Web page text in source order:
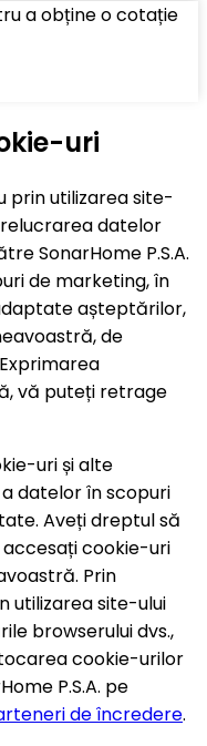
a obține o cotație
uri
prin utilizarea site-
datelor
SonarHome P.S.A.
de marketing, în
așteptărilor,
de
vă puteți retrage
uri și alte
datelor în scopuri
Aveți dreptul să
cookie-uri
Prin
utilizarea site-ului
browserului dvs.,
cookie-urilor
P.S.A. pe
de încredere.